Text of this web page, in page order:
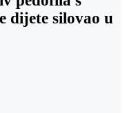
dijete silovao u